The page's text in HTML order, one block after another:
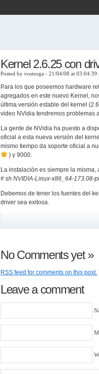
Kernel 2.6.25 con
Posted by vostorga - 21/04/08 at 03:04:39
Para los que poseemos hardware
agregados en este nuevo Kernel,
última versión estable del kernel
video NVidia tendremos problemas
La gente de NVidia ha puesto a
oficial a esta nueva versión del
mismo tiempo da soporte oficial a
) y 9000.
La instalación es siempre la misma,
# sh NVIDIA-Linux-x86_64-173.08-
Debemos de tener los fuentes del
driver sea exitosa.
No Comments yet»
RSS feed for comments on this post.
Leave a comment